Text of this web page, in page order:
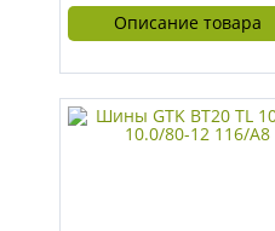
Описание товара